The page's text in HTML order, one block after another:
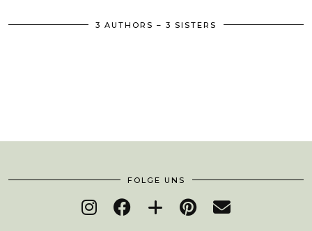
3 AUTHORS – 3 SISTERS
FOLGE UNS